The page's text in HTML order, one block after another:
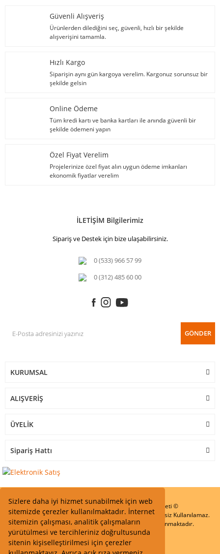
Sizlere daha iyi hizmet sunabilmek için web
sitemizde çerezler kullanılmaktadır. İnternet
sitemizin çalışması, analitik çalışmaların
yürütülmesi ve tercihleriniz doğrultusunda
sitenin kişiselleştirilmesi için çerezler
Güvenli Alışveriş
Ürünlerden dilediğini seç, güvenli, hızlı bir şekilde
alışverişini tamamla.
Hızlı Kargo
Siparişin aynı gün kargoya verelim. Kargonuz sorunsuz bir
şekilde gelsin
Online Ödeme
Tüm kredi kartı ve banka kartları ile anında güvenli bir
şekilde ödemeni yapın
Özel Fiyat Verelim
Projelerinize özel fiyat alın uygun ödeme imkanları
ekonomik fiyatlar verelim
İLETİŞİM Bilgilerimiz
Sipariş ve Destek için bize ulaşabilirsiniz.
0 (533) 966 57 99
0 (312) 485 60 00
GÖNDER
KURUMSAL
ALIŞVERİŞ
ÜYELİK
Sipariş Hattı
Start Elektronik Sanayi ve Ticaret Limited Şirketi ©
Resimler Yazılar ve İçeriklerin Tüm hakları saklıdır ve İzinsiz Kullanılamaz.
Kredi kartı bilgileriniz 256bit SSL Sertifikası ile Korunmaktadır.